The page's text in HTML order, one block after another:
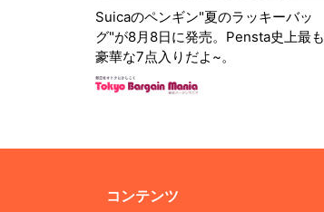
Suicaのペンギン"夏のラッキーバッ
グ"が8月8日に発売。Pensta史上最も
豪華な7点入りだよ~。
コンテンツ